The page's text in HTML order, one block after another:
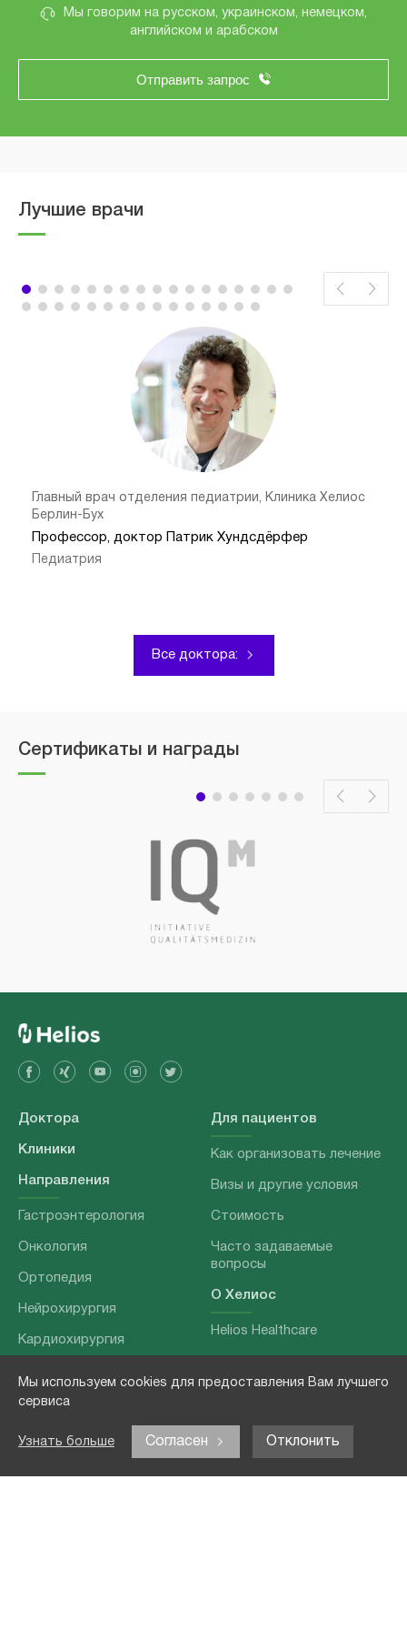
Мы используем cookies для предоставления Вам лучшего
сервиса
Узнать больше Согласен Отклонить
Мы говорим на русском, украинском, немецком,
английском и арабском
Отправить запрос
Лучшие врачи
Главный врач отделения педиатрии, Клиника Хелиос
Берлин-Бух
Профессор, доктор Патрик Хундсдёрфер
Педиатрия
Все доктора:
Сертификаты и награды
Доктора
Клиники
Направления
Гастроэнтерология
Онкология
Ортопедия
Нейрохирургия
Кардиохирургия
Хирургия позвоночника
Отоларингология
Для пациентов
Как организовать лечение
Визы и другие условия
Стоимость
Часто задаваемые
вопросы
О Хелиос
Helios Healthcare
О нашей команде
Выходные данные